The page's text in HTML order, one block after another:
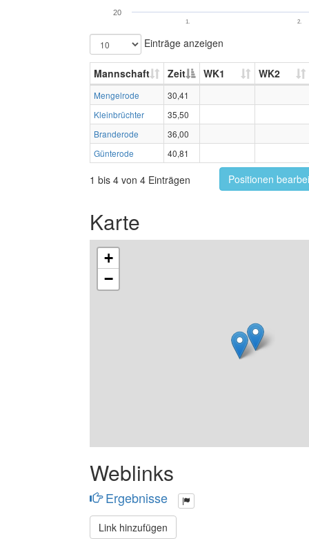
1. 2.
20
Einträge anzeigen
Mannschaft Zeit WK1 WK2
Mengelrode
30,41
Kleinbrüchter
35,50
Branderode
36,00
Günterode
40,81
1 bis 4 von 4 Einträgen Positionen
Karte
+
−
Weblinks
Ergebnisse
Link hinzufügen